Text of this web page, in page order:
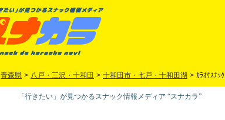
青森県 > 八戸・三沢・十和田 > 十和田市・七戸・十和田湖 > ｶﾗｵｹｽﾅｯ
「行きたい」が見つかるスナック情報メディア “スナカラ”